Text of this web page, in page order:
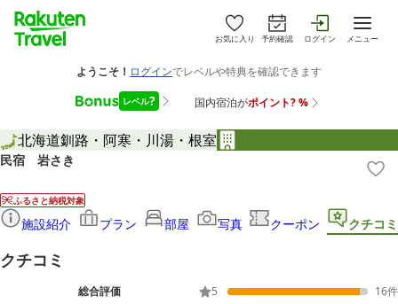
お気に入り 予約確認 ログイン メニュー
北海道釧路・阿寒・川湯・根室
民宿 岩さき
ふるさと納税対象
施設紹介 プラン 部屋 写真 クーポン クチコミ
クチコミ
総合評価 5 16件